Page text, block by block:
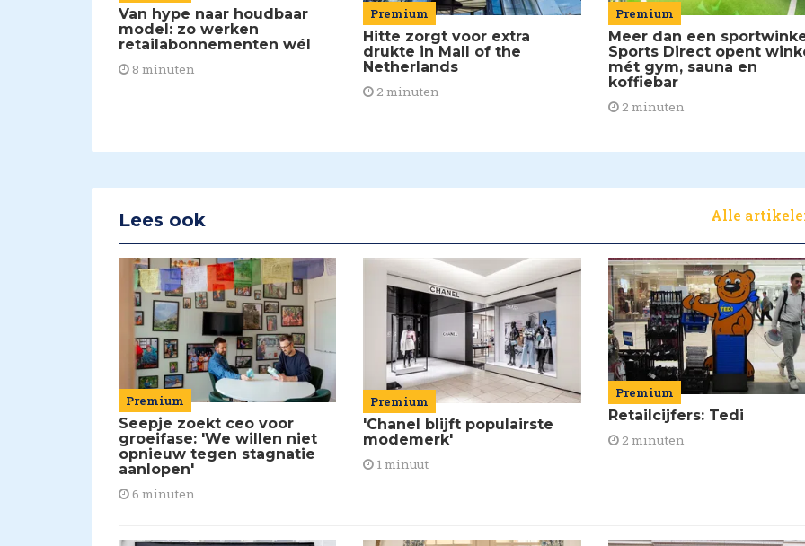
Van hype naar houdbaar
model: zo werken
retailabonnementen wél
8 minuten
Premium
Hitte zorgt voor extra
drukte in Mall of the
Netherlands
2 minuten
Premium
Meer dan een
Sports Direct opent
mét gym, sauna en
koffiebar
2 minuten
Lees ook Alle
Premium
Seepje zoekt ceo voor
groeifase: 'We willen niet
opnieuw tegen stagnatie
aanlopen'
6 minuten
Premium
'Chanel blijft populairste
modemerk'
1 minuut
Premium
Retailcijfers: Tedi
2 minuten